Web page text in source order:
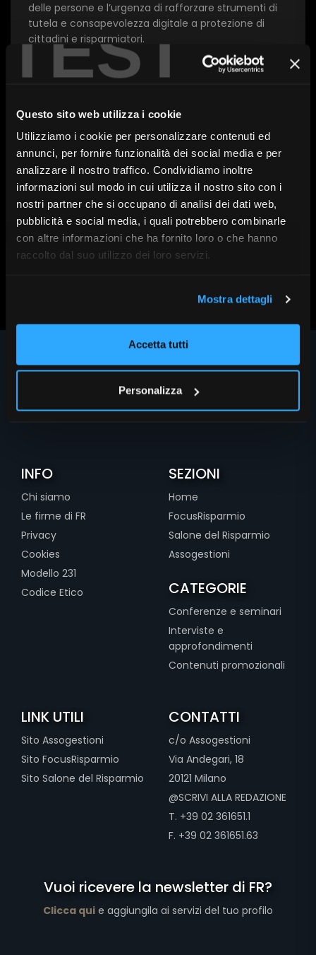
TEST
Questo sito web utilizza i cookie
Utilizziamo i cookie per personalizzare contenuti ed
annunci, per fornire funzionalità dei social media e per
analizzare il nostro traffico. Condividiamo inoltre
informazioni sul modo in cui utilizza il nostro sito con i
nostri partner che si occupano di analisi dei dati web,
pubblicità e social media, i quali potrebbero combinarle
con altre informazioni che ha fornito loro o che hanno
raccolto dal suo utilizzo dei loro servizi.
Mostra dettagli
Accetta tutti
Personalizza
delle persone e l’urgenza di rafforzare strumenti di
tutela e consapevolezza digitale a protezione di
cittadini e risparmiatori.
Con l’intervento di:Virgilio Pomponi, Gianluca Di
Ascenzo, Daniele Frasca
A cura di: ANASF
Serie: Consulentia26
Tema:Innovazione
Data:17 marzo 2026
INFO
Chi siamo
Le firme di FR
Privacy
Cookies
Modello 231
Codice Etico
SEZIONI
Home
FocusRisparmio
Salone del Risparmio
Assogestioni
CATEGORIE
Conferenze e seminari
Interviste e
approfondimenti
Contenuti promozionali
LINK UTILI
Sito Assogestioni
Sito FocusRisparmio
Sito Salone del Risparmio
CONTATTI
c/o Assogestioni
Via Andegari, 18
20121 Milano
@SCRIVI ALLA REDAZIONE
T. +39 02 361651.1
F. +39 02 361651.63
Vuoi ricevere la newsletter di FR?
Clicca qui e aggiungila ai servizi del tuo profilo